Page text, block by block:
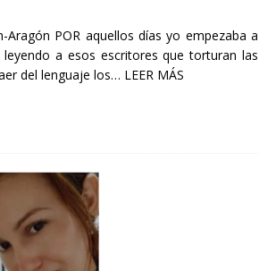
Aragón POR aquellos días yo empezaba a
a esos escritores que torturan las
del lenguaje los… LEER MÁS